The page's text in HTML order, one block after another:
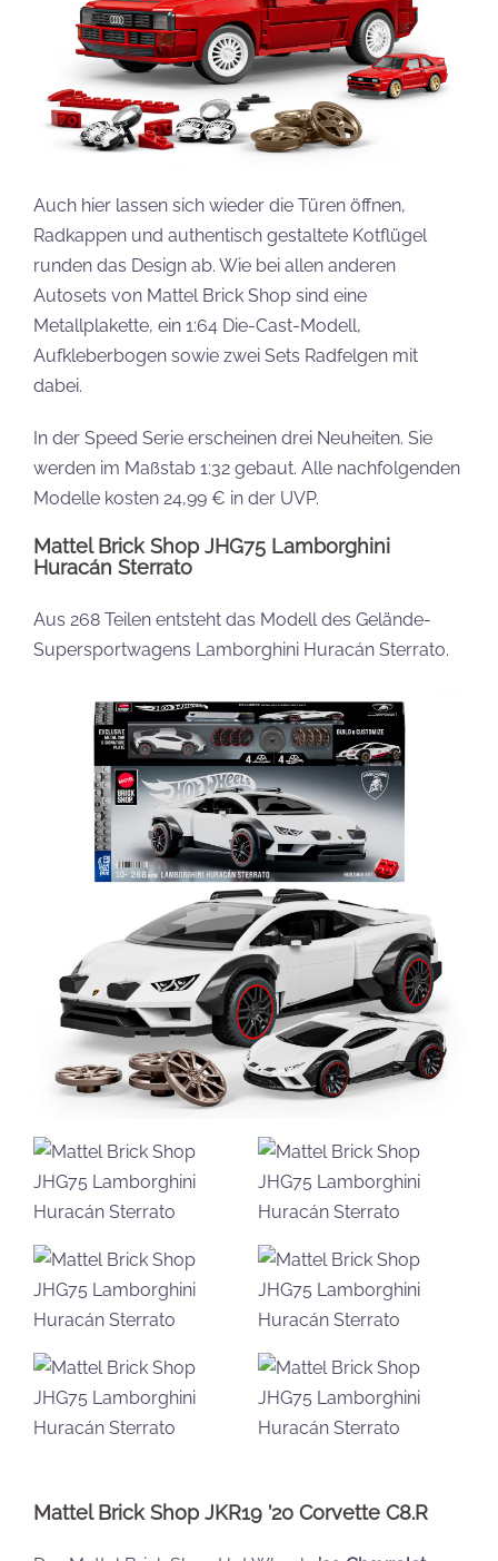
Auch hier lassen sich wieder die Türen öffnen,
Radkappen und authentisch gestaltete Kotflügel
runden das Design ab. Wie bei allen anderen
Autosets von Mattel Brick Shop sind eine
Metallplakette, ein 1:64 Die-Cast-Modell,
Aufkleberbogen sowie zwei Sets Radfelgen mit
dabei.
In der Speed Serie erscheinen drei Neuheiten. Sie
werden im Maßstab 1:32 gebaut. Alle nachfolgenden
Modelle kosten 24,99 € in der UVP.
Mattel Brick Shop JHG75 Lamborghini
Huracán Sterrato
Aus 268 Teilen entsteht das Modell des Gelände-
Supersportwagens Lamborghini Huracán Sterrato.
Mattel Brick Shop JKR19 ’20 Corvette C8.R